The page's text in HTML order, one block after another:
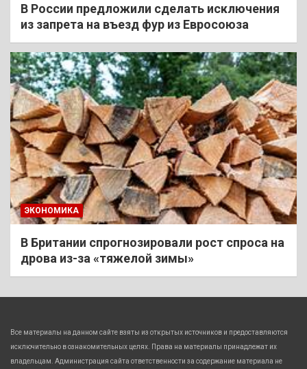
В России предложили сделать исключения
из запрета на въезд фур из Евросоюза
ЭКОНОМИКА
В Британии спрогнозировали рост спроса на
дрова из-за «тяжелой зимы»
Все материалы на данном сайте взяты из открытых источников и предоставляются
исключительно в ознакомительных целях. Права на материалы принадлежат их
владельцам. Администрация сайта ответственности за содержание материала не